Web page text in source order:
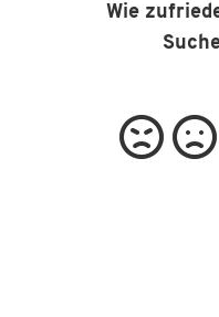
Wie